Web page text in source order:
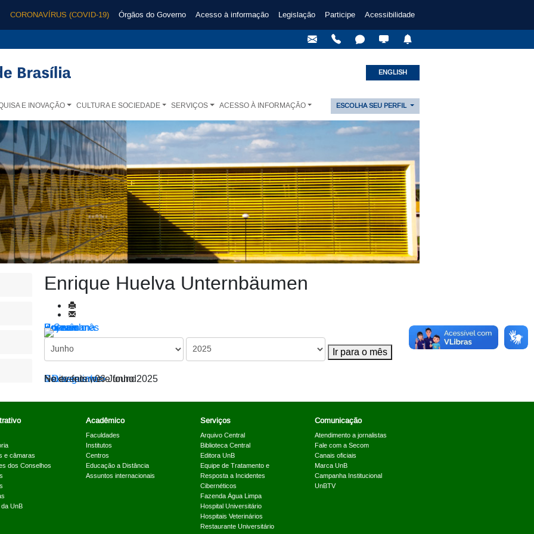
CORONAVÍRUS (COVID-19) Órgãos do Governo Acesso à informação Legislação Participe Acessibilidade
ENGLISH
E INOVAÇÃO CULTURA E SOCIEDADE SERVIÇOS ACESSO À INFORMAÇÃO ESCOLHA SEU PERFIL
Enrique Huelva Unternbäumen
Por ano
Por mês
Por semana
Hoje
Ir para o mês
Ir para o mês
< Dia anterior
Sexta-feira, 06 Junho 2025
Dia seguinte >
No events were found
e câmaras
dos Conselhos
UnB
Acadêmico
Faculdades
Institutos
Centros
Educação a Distância
Assuntos internacionais
Serviços
Arquivo Central
Biblioteca Central
Editora UnB
Equipe de Tratamento e
Resposta a Incidentes
Cibernéticos
Fazenda Água Limpa
Hospital Universitário
Hospitais Veterinários
Restaurante Universitário
Comunicação
Atendimento a jornalistas
Fale com a Secom
Canais oficiais
Marca UnB
Campanha Institucional
UnBTV